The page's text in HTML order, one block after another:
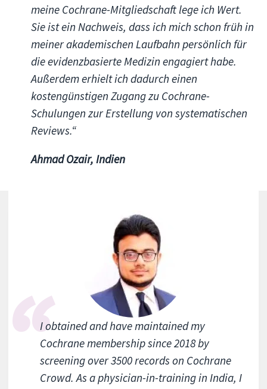
meine Cochrane-Mitgliedschaft lege ich Wert.
Sie ist ein Nachweis, dass ich mich schon früh in
meiner akademischen Laufbahn persönlich für
die evidenzbasierte Medizin engagiert habe.
Außerdem erhielt ich dadurch einen
kostengünstigen Zugang zu Cochrane-
Schulungen zur Erstellung von systematischen
Reviews.“
Ahmad Ozair, Indien
I obtained and have maintained my
Cochrane membership since 2018 by
screening over 3500 records on Cochrane
Crowd. As a physician-in-training in India, I